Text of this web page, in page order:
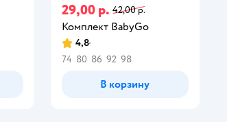
29,00 р. 42,00 р.
Комплект BabyGo
4,8
74 80 86 92 98
В корзину